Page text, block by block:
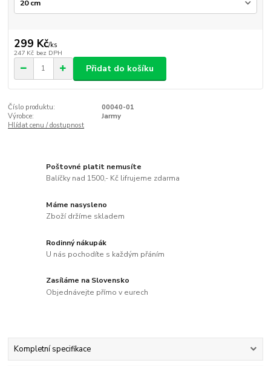
299 Kč/ks
247 Kč bez DPH
Přidat do košíku
Číslo produktu:
00040-01
Výrobce:
Jarmy
Hlídat cenu / dostupnost
Poštovné platit nemusíte
Balíčky nad 1500,- Kč lifrujeme zdarma
Máme nasysleno
Zboží držíme skladem
Rodinný nákupák
U nás pochodíte s každým přáním
Zasíláme na Slovensko
Objednávejte přímo v eurech
Kompletní specifikace